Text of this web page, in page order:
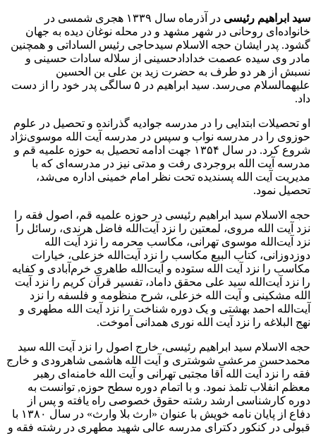
سید ابراهیم رئیسی
در آذرماه سال ۱۳۳۹ هجری شمسی در
خانواده‌‌ای روحانی در شهر مشهد و در محله نوغان دیده به جهان
گشود. پدر ایشان حجه الاسلام سیدحاجی رئیس الساداتی و همچنین
مادر وی سیده عصمت خدادادحسینی از سلاله سادات حسینی و
نسبش از هر دو طرف به حضرت زید بن علی بن الحسین
علیهمالسلام می‌رسد. سید ابراهیم در ۵ سالگی پدر خود را از دست
داد.
او تحصیلات ابتدایی را در مدرسه جوادیه گذرانده و تحصیل در علوم
حوزوی را در مدرسه نواب و سپس در مدرسه آیت الله موسوی‌نژاد
شروع کرد. در سال ۱۳۵۴ جهت ادامه تحصیل به حوزه علمیه قم و
مدرسه آیت الله بروجردی رفت و مدتی نیز در مدرسه‌ای که با
مدیریت آیت الله پسندیده تحت نظر امام خمینی اداره می‌شد،
تحصیل نمود.
حجه الاسلام سید ابراهیم رئیسی در حوزه علمیه قم، اصول فقه را
نزد آیت الله مروی، لمعتین را نزد آیت‌الله فاضل هرندی، رسائل را
نزد آیت‌الله موسوی تهرانی، مکاسب محرمه را نزد آیت الله
دوزدوزانی، کتاب البیع مکاسب را نزد آیت‌الله خزعلی، خیارات
مکاسب را نزد آیت الله ستوده و آیت‌الله طاهری خرم‌آبادی و کفایه
را نزد آیت‌الله سید علی محقق داماد، تفسیر قرآن کریم را نزد آیت
الله مشکینی و آیت الله خزعلی، شرح منظومه و فلسفه را نزد
آیت‌الله احمد بهشتی و یک دوره شناخت را نزد آیت الله مطهری و
نهج البلاغه را نزد آیت الله نوری همدانی آموخت.
حجه الاسلام سید ابراهیم رئیسی، خارج اصول را نزد آیت ‌الله سید
محمدحسن مرعشی شوشتری و آیت‌ الله هاشمی شاهرودی و خارج
فقه را نزد آیت ‌الله آقا مجتبی تهرانی و آیت الله خامنه‌ای رهبر
معظم انفلاب تلمذ نمود. و با اتمام دوره سطح حوزه, توانست به
دوره کارشناسی ارشد رشته حقوق خصوصی راه یافته و پس از
دفاع از پایان نامه خویش با عنوان «ارث بلا وارث» در سال ۱۳۸۰ با
قبولی در کنکور دکترای مدرسه عالی شهید مطهری در رشته فقه و